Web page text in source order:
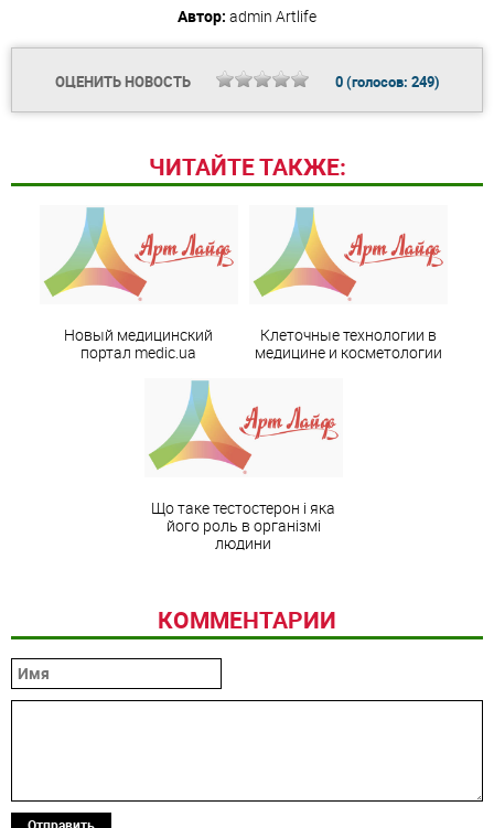
Автор: admin Artlife
ОЦЕНИТЬ НОВОСТЬ 0(голосов: 249)
ЧИТАЙТЕ ТАКЖЕ:
Новый медицинский
портал medic.ua
Клеточные технологии в
медицине и косметологии
Що таке тестостерон і яка
його роль в організмі
людини
КОММЕНТАРИИ